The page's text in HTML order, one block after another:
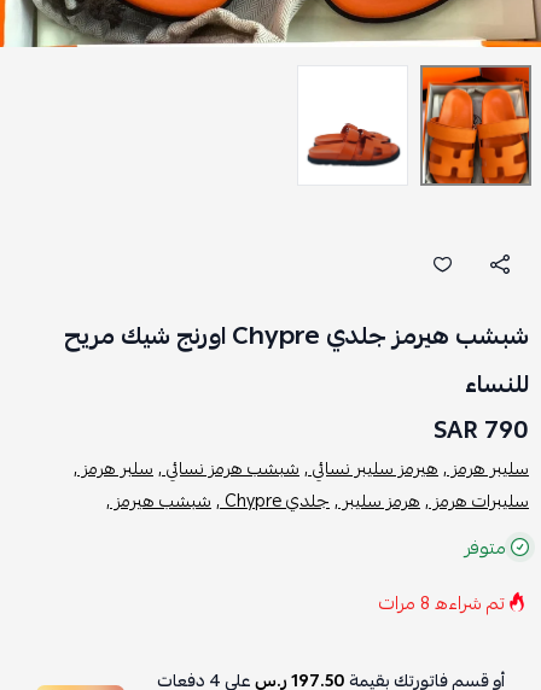
شبشب هيرمز جلدي Chypre اورنج شيك مريح
للنساء
790 SAR
سليبر هرمز ,هيرمز سليبر نسائي ,شبشب هرمز نسائي ,سلبر هرمز ,
سليبرات هرمز ,هرمز سليبر ,جلدي Chypre , شبشب هيرمز ,
متوفر
تم شراءه8مرات
أو قسم فاتورتك بقيمة197.50 ر.س على4دفعات